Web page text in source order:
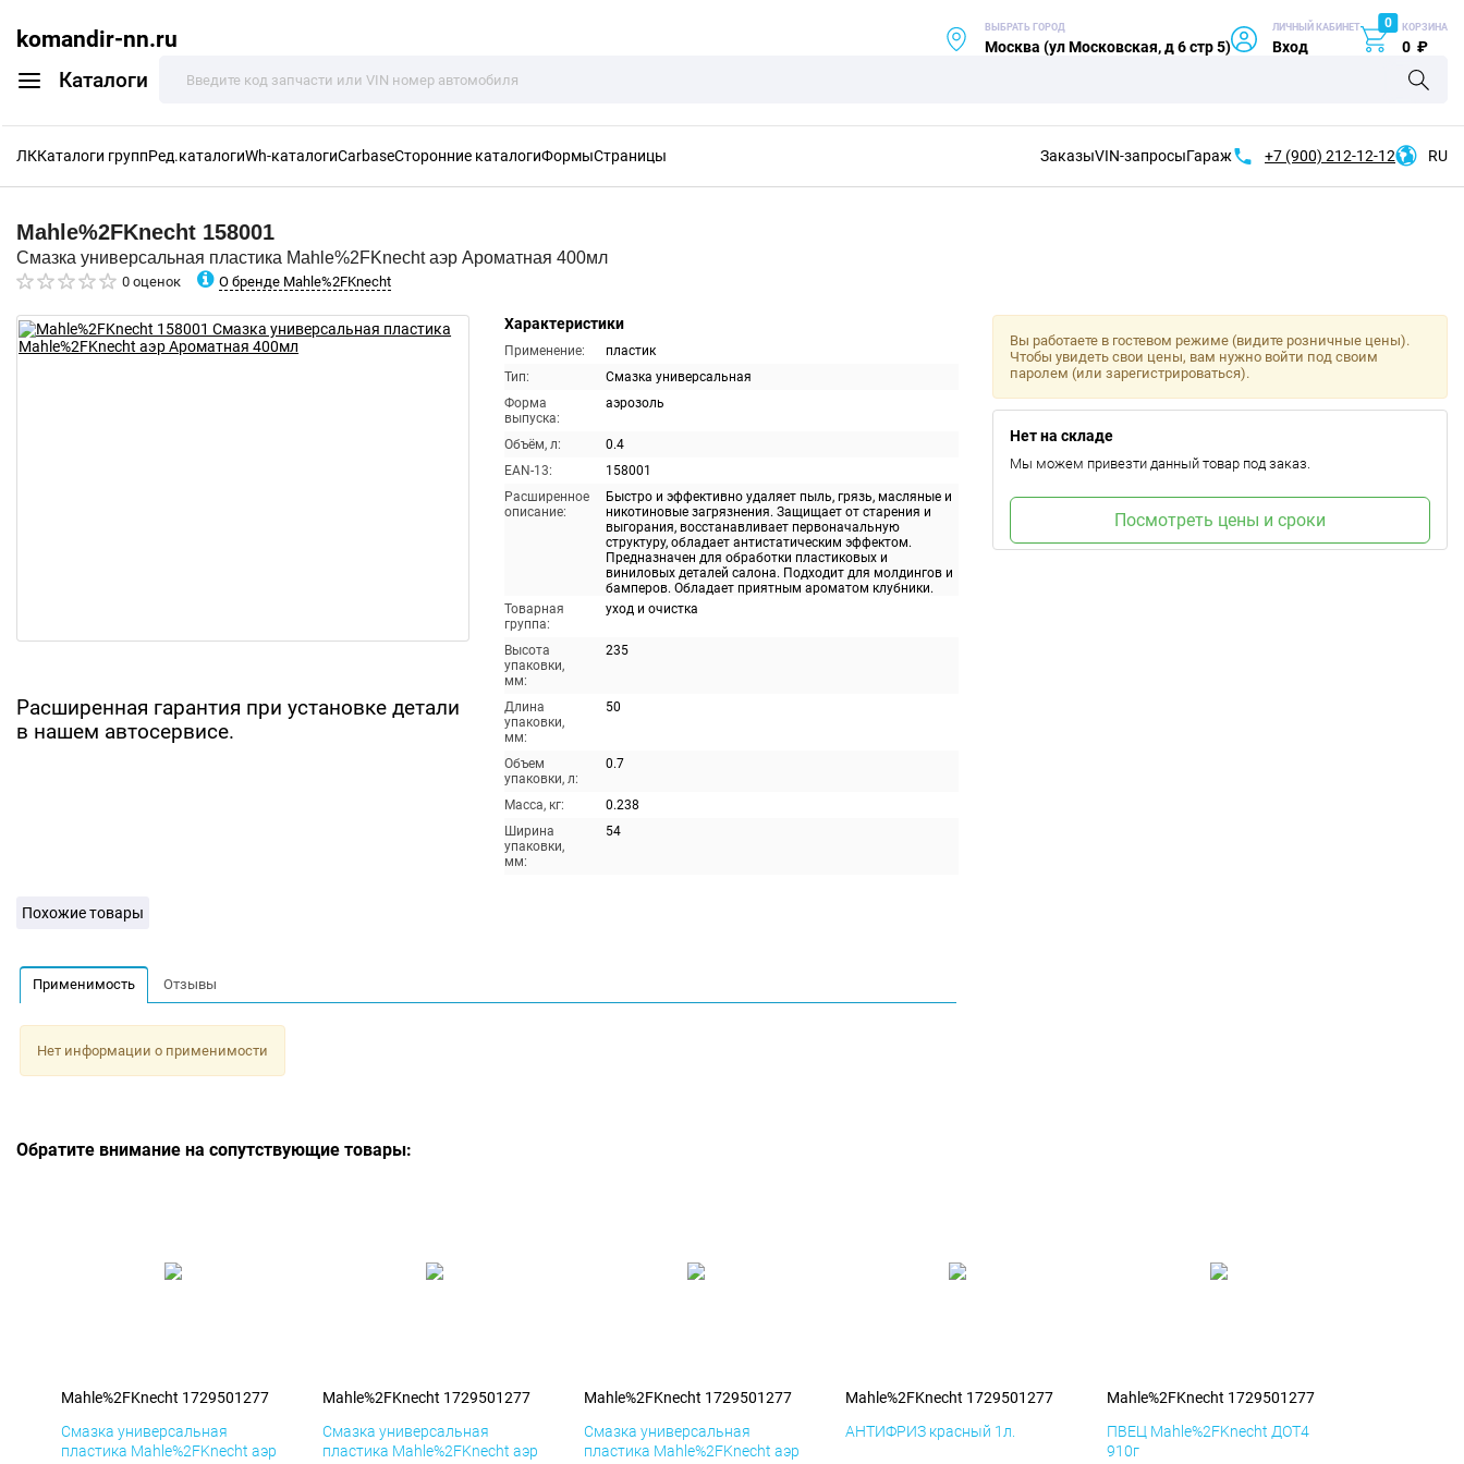
komandir-nn.ru
Каталоги
ВЫБРАТЬ ГОРОД
Москва (ул Московская, д 6 стр 5)
ЛИЧНЫЙ КАБИНЕТ
Вход
0 КОРЗИНА
0 ₽
ЛККаталоги группРед.каталогиWh-каталогиCarbaseСторонние каталогиФормыСтраницы ЗаказыVIN-запросыГараж +7 (900) 212-12-12 RU
Mahle%2FKnecht 158001
Смазка универсальная пластика Mahle%2FKnecht аэр Ароматная 400мл
0 оценок О бренде Mahle%2FKnecht
Расширенная гарантия при установке детали
в нашем автосервисе.
Характеристики
Применение:
пластик
Тип:
Смазка универсальная
Форма
выпуска:
аэрозоль
Объём, л:
0.4
EAN-13:
158001
Расширенное
описание:
Быстро и эффективно удаляет пыль, грязь, масляные и
никотиновые загрязнения. Защищает от старения и
выгорания, восстанавливает первоначальную
структуру, обладает антистатическим эффектом.
Предназначен для обработки пластиковых и
виниловых деталей салона. Подходит для молдингов и
бамперов. Обладает приятным ароматом клубники.
Товарная
группа:
уход и очистка
Высота
упаковки,
мм:
235
Длина
упаковки,
мм:
50
Объем
упаковки, л:
0.7
Масса, кг:
0.238
Ширина
упаковки,
мм:
54
Вы работаете в гостевом режиме (видите розничные цены).
Чтобы увидеть свои цены, вам нужно войти под своим
паролем (или зарегистрироваться).
Нет на складе
Мы можем привезти данный товар под заказ.
Посмотреть цены и сроки
Похожие товары
Применимость Отзывы
Нет информации о применимости
Обратите внимание на сопутствующие товары:
Mahle%2FKnecht 1729501277
Смазка универсальная
пластика Mahle%2FKnecht аэр
Mahle%2FKnecht 1729501277
Смазка универсальная
пластика Mahle%2FKnecht аэр
Mahle%2FKnecht 1729501277
Смазка универсальная
пластика Mahle%2FKnecht аэр
Mahle%2FKnecht 1729501277
АНТИФРИЗ красный 1л.
Mahle%2FKnecht 1729501277
ПВЕЦ Mahle%2FKnecht ДОТ4
910г